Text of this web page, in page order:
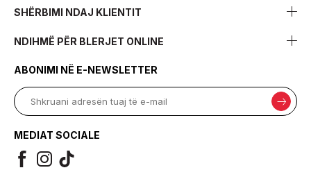
SHËRBIMI NDAJ KLIENTIT
NDIHMË PËR BLERJET ONLINE
ABONIMI NË E-NEWSLETTER
MEDIAT SOCIALE